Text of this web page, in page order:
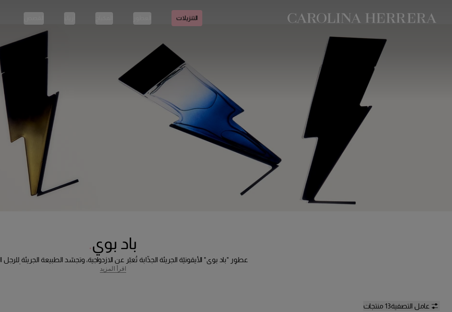
بيان إمكانية الوصول (الرابط)
التنزيلات
باد بوي
عطور "باد بوي" الأيقونيّة الجريئة الجذّابة تُعبّر عن الازدواجية، وتجسّد الطبيعة الجريئة
تأتي مجموعة عطور باد بوي في زجاجاتٍ بتصميم مُميّز على شكل صاعقة البرق لتأسر
اقرأ المزيد
عامل التصفية13 منتجات